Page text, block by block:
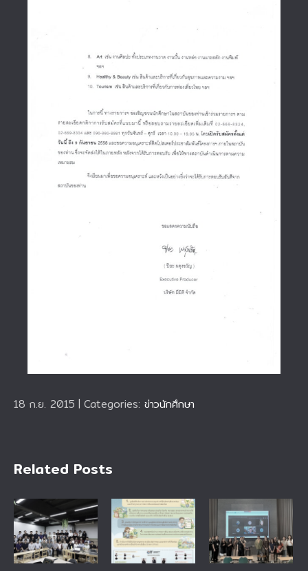
18 ก.ย. 2015 | Categories: ข่าวนักศึกษา
Related Posts